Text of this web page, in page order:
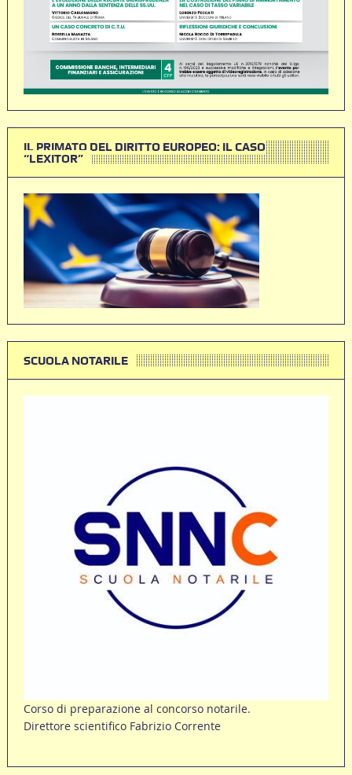
IL PRIMATO DEL DIRITTO EUROPEO: IL CASO
“LEXITOR”
SCUOLA NOTARILE
Corso di preparazione al concorso notarile.
Direttore scientifico Fabrizio Corrente